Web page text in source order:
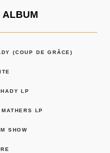
ALBUM
(COUP DE GRÂCE)
LP
LP
SHOW